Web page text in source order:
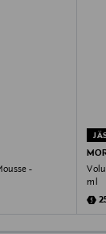
GLUCOSIDE,
TRIETHYL
ALCOHOL
HEXYL
-
ml